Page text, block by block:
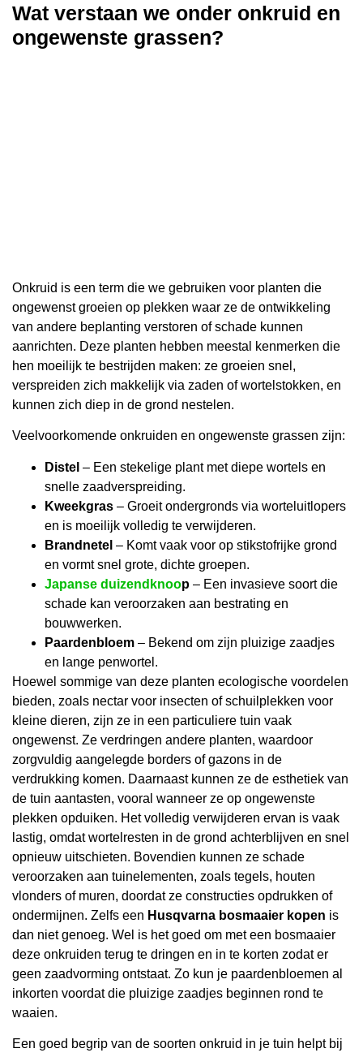
Wat verstaan we onder onkruid en
ongewenste grassen?
Onkruid is een term die we gebruiken voor planten die
ongewenst groeien op plekken waar ze de ontwikkeling
van andere beplanting verstoren of schade kunnen
aanrichten. Deze planten hebben meestal kenmerken die
hen moeilijk te bestrijden maken: ze groeien snel,
verspreiden zich makkelijk via zaden of wortelstokken, en
kunnen zich diep in de grond nestelen.
Veelvoorkomende onkruiden en ongewenste grassen zijn:
Distel – Een stekelige plant met diepe wortels en
snelle zaadverspreiding.
Kweekgras – Groeit ondergronds via worteluitlopers
en is moeilijk volledig te verwijderen.
Brandnetel – Komt vaak voor op stikstofrijke grond
en vormt snel grote, dichte groepen.
Japanse duizendknoop – Een invasieve soort die
schade kan veroorzaken aan bestrating en
bouwwerken.
Paardenbloem – Bekend om zijn pluizige zaadjes
en lange penwortel.
Hoewel sommige van deze planten ecologische voordelen
bieden, zoals nectar voor insecten of schuilplekken voor
kleine dieren, zijn ze in een particuliere tuin vaak
ongewenst. Ze verdringen andere planten, waardoor
zorgvuldig aangelegde borders of gazons in de
verdrukking komen. Daarnaast kunnen ze de esthetiek van
de tuin aantasten, vooral wanneer ze op ongewenste
plekken opduiken. Het volledig verwijderen ervan is vaak
lastig, omdat wortelresten in de grond achterblijven en snel
opnieuw uitschieten. Bovendien kunnen ze schade
veroorzaken aan tuinelementen, zoals tegels, houten
vlonders of muren, doordat ze constructies opdrukken of
ondermijnen. Zelfs een Husqvarna bosmaaier kopen is
dan niet genoeg. Wel is het goed om met een bosmaaier
deze onkruiden terug te dringen en in te korten zodat er
geen zaadvorming ontstaat. Zo kun je paardenbloemen al
inkorten voordat die pluizige zaadjes beginnen rond te
waaien.
Een goed begrip van de soorten onkruid in je tuin helpt bij